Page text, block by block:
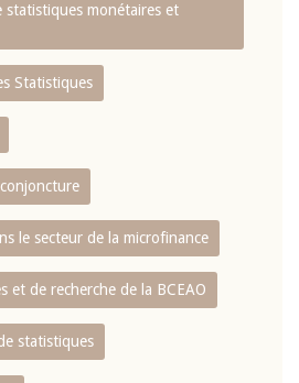
statistiques monétaires et
Statistiques
le secteur de la microfinance
et de recherche de la BCEAO
statistiques